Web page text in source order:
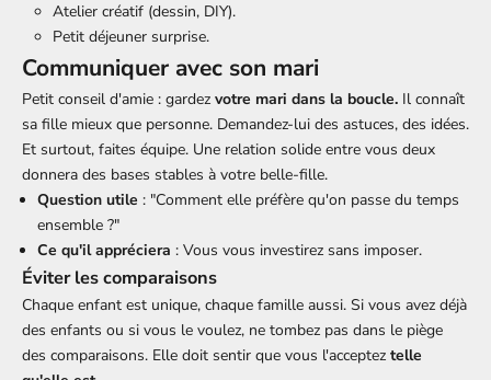
Atelier créatif (dessin, DIY).
Petit déjeuner surprise.
Communiquer avec son mari
Petit conseil d'amie : gardez votre mari dans la boucle. Il connaît
sa fille mieux que personne. Demandez-lui des astuces, des idées.
Et surtout, faites équipe. Une relation solide entre vous deux
donnera des bases stables à votre belle-fille.
Question utile : "Comment elle préfère qu'on passe du temps
ensemble ?"
Ce qu'il appréciera : Vous vous investirez sans imposer.
Éviter les comparaisons
Chaque enfant est unique, chaque famille aussi. Si vous avez déjà
des enfants ou si vous le voulez, ne tombez pas dans le piège
des comparaisons. Elle doit sentir que vous l'acceptez telle